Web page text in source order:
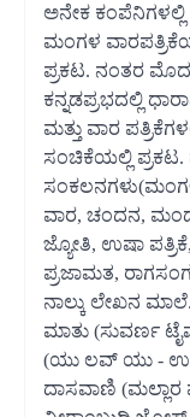
ಅನೇಕ
ಮಂಗಳ
ಪ್ರಕಟ. ನಂತರ
ಕನ್ನಡಪ್ರಭದಲ್ಲಿ
ಮತ್ತು ವಾರ
ಸಂಚಿಕೆಯಲ್ಲಿ ಪ್ರಕಟ.
ವಾರ, ಚಂದನ,
ಜ್ಯೋತಿ, ಉಷಾ
ಪ್ರಜಾಮತ,
ನಾಲ್ಕು ಲೇಖನ
ಮಾತು (ಸುವರ್ಣ
(ಯು ಲವ್ ಯು -
ದಾಸವಾಣಿ (ಮಲ್ಲಾರ